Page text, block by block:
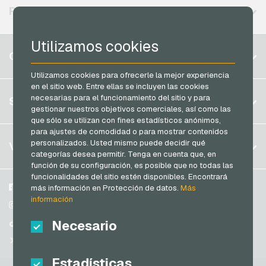
Utilizamos cookies
Utilizamos cookies para ofrecerle la mejor experiencia
en el sitio web. Entre ellas se incluyen las cookies
necesarias para el funcionamiento del sitio y para
gestionar nuestros objetivos comerciales, así como las
que sólo se utilizan con fines estadísticos anónimos,
para ajustes de comodidad o para mostrar contenidos
personalizados. Usted mismo puede decidir qué
categorías desea permitir. Tenga en cuenta que, en
función de su configuración, es posible que no todas las
funcionalidades del sitio estén disponibles. Encontrará
más información en Protección de datos.Más
información
Necesario
Neosurf Tarjetas de pago
Razer Gold Tarjetas de pago
Transcash Tarjetas de pago
REGIONES DISPONIBLES
Bélgica
Alemania (DE)
Alemania (EN)
Francia
Italia
Países Bajos
Austria
Portugal
Suiza (DE)
Suiza (IT)
CUENTA
Registrar
Iniciar sesión
Mi carrito
SERVICIO
FAQ
Modos de pago
Condiciones generales&Derecho de revocación
Protección de datos
VGO-SHOP
Sobre nosotros
Participantes
Facebook
Instagram
TikTok